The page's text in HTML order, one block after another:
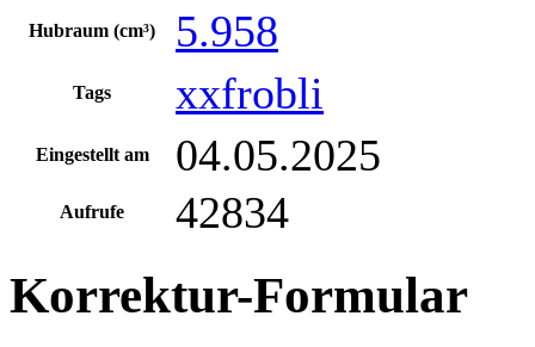
Hubraum (cm³) 5.958
Tags xxfrobli
Eingestellt am 04.05.2025
Aufrufe 42834
Korrektur-Formular